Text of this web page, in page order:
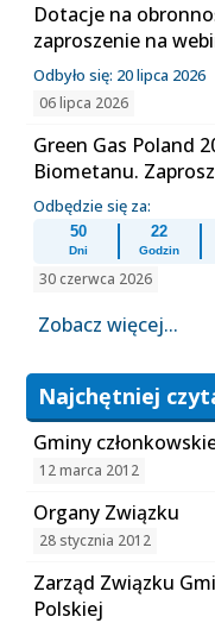
Dotacje na
zaproszenie na
Odbyło się: 20 lipca 2026
06 lipca 2026
Green Gas Poland
Biometanu.
Odbędzie się za:
50
Dni
22
Godzin
30 czerwca 2026
Zobacz więcej...
Najchętniej
Gminy
12 marca 2012
Organy Związku
28 stycznia 2012
Zarząd Związku
Polskiej